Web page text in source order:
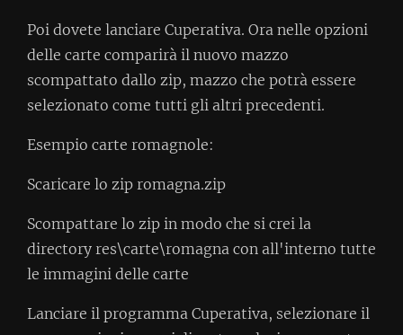
Poi dovete lanciare Cuperativa. Ora nelle opzioni
delle carte comparirà il nuovo mazzo
scompattato dallo zip, mazzo che potrà essere
selezionato come tutti gli altri precedenti.
Esempio carte romagnole:
Scaricare lo zip romagna.zip
Scompattare lo zip in modo che si crei la
directory res\carte\romagna con all'interno tutte
le immagini delle carte
Lanciare il programma Cuperativa, selezionare il